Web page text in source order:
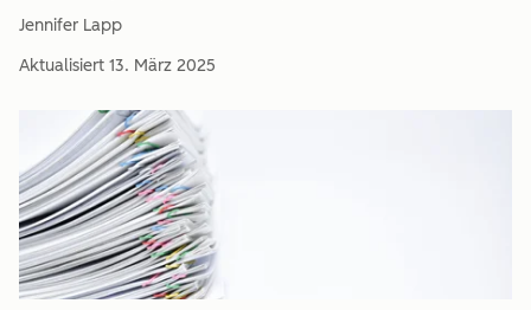
Jennifer Lapp
Aktualisiert 13. März 2025